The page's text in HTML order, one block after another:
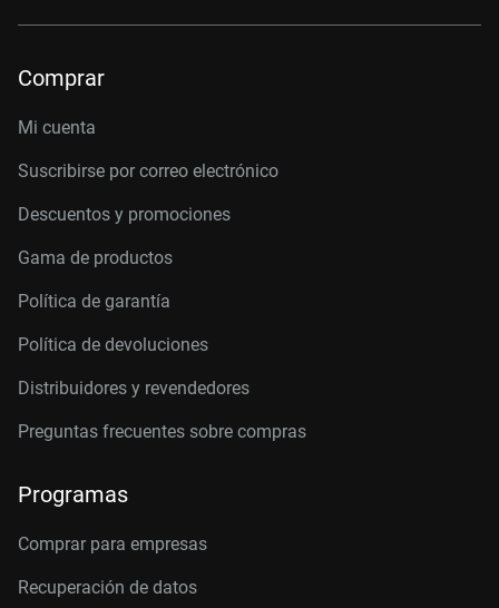
Comprar
Mi cuenta
Suscribirse por correo electrónico
Descuentos y promociones
Gama de productos
Política de garantía
Política de devoluciones
Distribuidores y revendedores
Preguntas frecuentes sobre compras
Programas
Comprar para empresas
Recuperación de datos